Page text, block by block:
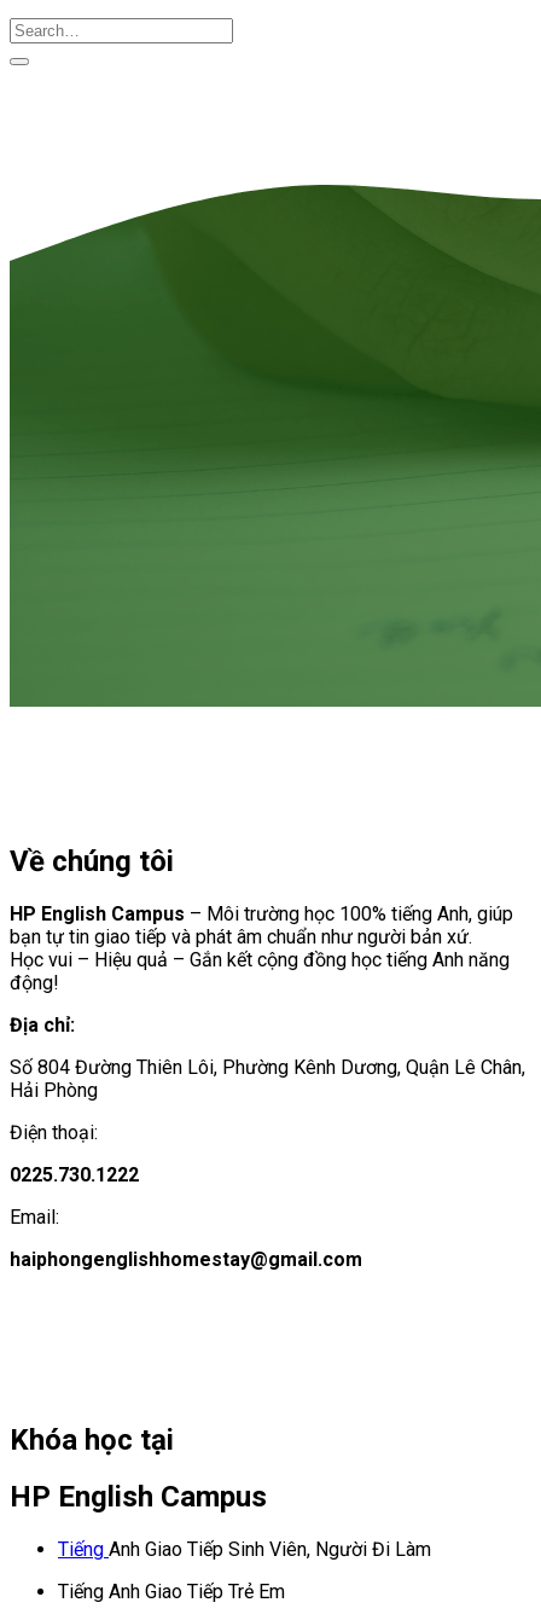
Về chúng tôi
HP English Campus – Môi trường học 100% tiếng Anh, giúp
bạn tự tin giao tiếp và phát âm chuẩn như người bản xứ.
Học vui – Hiệu quả – Gắn kết cộng đồng học tiếng Anh năng
động!
Địa chỉ:
Số 804 Đường Thiên Lôi, Phường Kênh Dương, Quận Lê Chân,
Hải Phòng
Điện thoại:
0225.730.1222
Email:
haiphongenglishhomestay@gmail.com
Khóa học tại
HP English Campus
Tiếng Anh Giao Tiếp Sinh Viên, Người Đi Làm
Tiếng Anh Giao Tiếp Trẻ Em